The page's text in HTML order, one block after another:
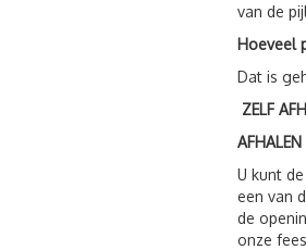
van de
Hoeveel
Dat is
ZELF
AFHALEN
U kunt
een van
de
onze